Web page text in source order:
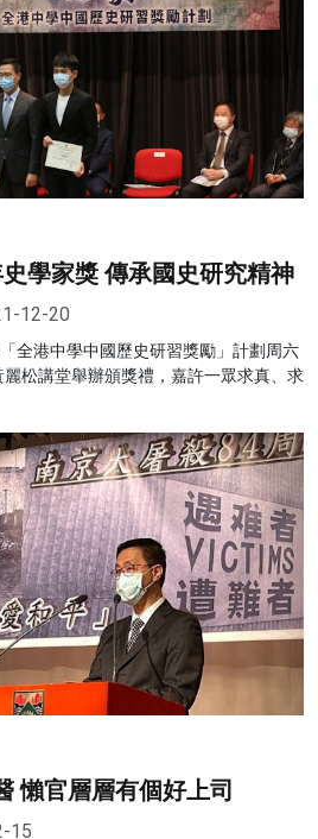
學家獎 傳承國史研究精神
12-20
全港中學中國歷史研習獎勵」計劃周六
麗松講堂舉辦頒獎禮，嘉許一眾求真、求
懶官層層有個好上司
15